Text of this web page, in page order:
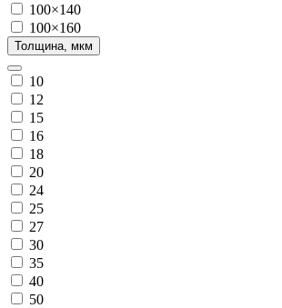
100×140
100×160
Толщина, мкм
10
12
15
16
18
20
24
25
27
30
35
40
50